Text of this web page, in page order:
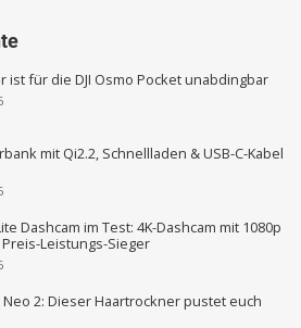
ist für die DJI Osmo Pocket unabdingbar
mit Qi2.2, Schnellladen & USB-C-Kabel
Dashcam im Test: 4K-Dashcam mit 1080p
Leistungs-Sieger
2: Dieser Haartrockner pustet euch